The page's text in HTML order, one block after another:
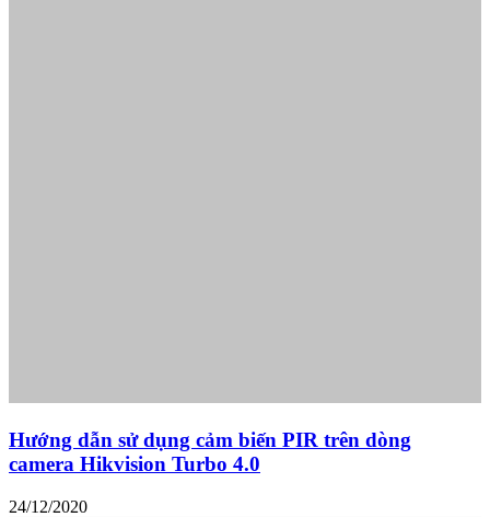
Hướng dẫn sử dụng cảm biến PIR trên dòng
camera Hikvision Turbo 4.0
24/12/2020